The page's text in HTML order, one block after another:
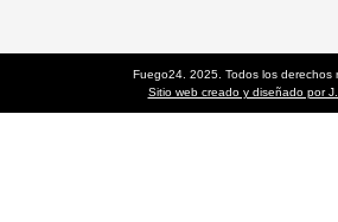
Fuego24. 2025. Todos los derechos
Sitio web creado y diseñado por